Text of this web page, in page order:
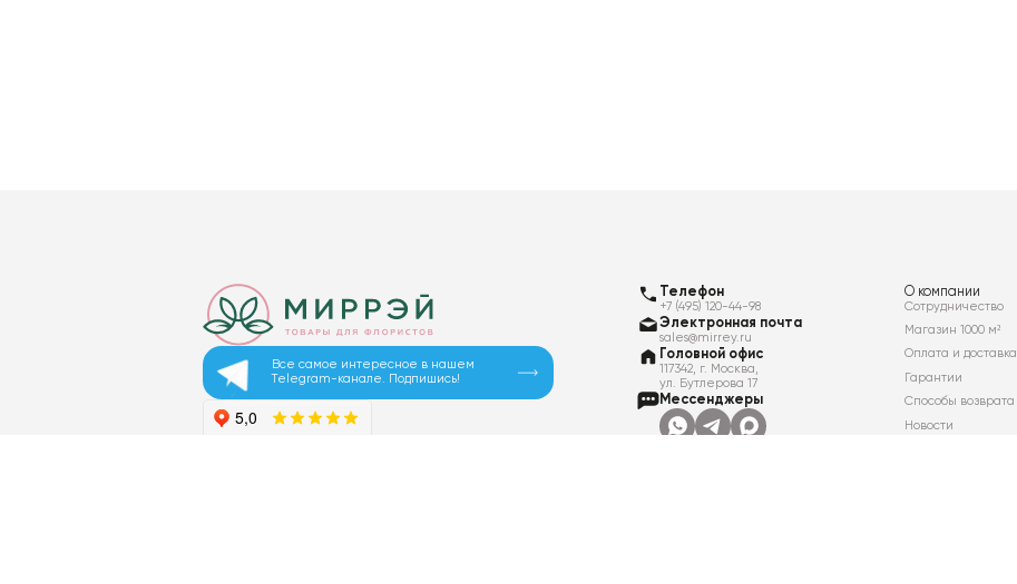
Все самое интересное в нашем
Telegram-канале. Подпишись!
Телефон
+7 (495) 120-44-98
Электронная почта
sales@mirrey.ru
Головной офис
117342, г. Москва,
ул. Бутлерова 17
Мессенджеры
О компании
Сотрудничество
Магазин 1000 м²
Оплата и доставка
Гарантии
Способы возврата
Новости